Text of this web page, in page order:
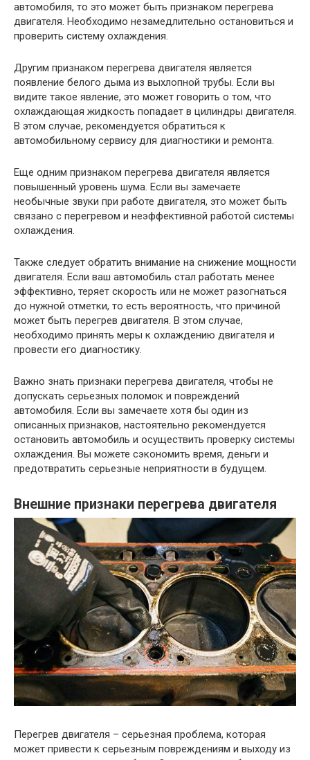
автомобиля, то это может быть признаком перегрева
двигателя. Необходимо незамедлительно остановиться и
проверить систему охлаждения.
Другим признаком перегрева двигателя является
появление белого дыма из выхлопной трубы. Если вы
видите такое явление, это может говорить о том, что
охлаждающая жидкость попадает в цилиндры двигателя.
В этом случае, рекомендуется обратиться к
автомобильному сервису для диагностики и ремонта.
Еще одним признаком перегрева двигателя является
повышенный уровень шума. Если вы замечаете
необычные звуки при работе двигателя, это может быть
связано с перегревом и неэффективной работой системы
охлаждения.
Также следует обратить внимание на снижение мощности
двигателя. Если ваш автомобиль стал работать менее
эффективно, теряет скорость или не может разогнаться
до нужной отметки, то есть вероятность, что причиной
может быть перегрев двигателя. В этом случае,
необходимо принять меры к охлаждению двигателя и
провести его диагностику.
Важно знать признаки перегрева двигателя, чтобы не
допускать серьезных поломок и повреждений
автомобиля. Если вы замечаете хотя бы один из
описанных признаков, настоятельно рекомендуется
остановить автомобиль и осуществить проверку системы
охлаждения. Вы можете сэкономить время, деньги и
предотвратить серьезные неприятности в будущем.
Внешние признаки перегрева двигателя
Перегрев двигателя – серьезная проблема, которая
может привести к серьезным повреждениям и выходу из